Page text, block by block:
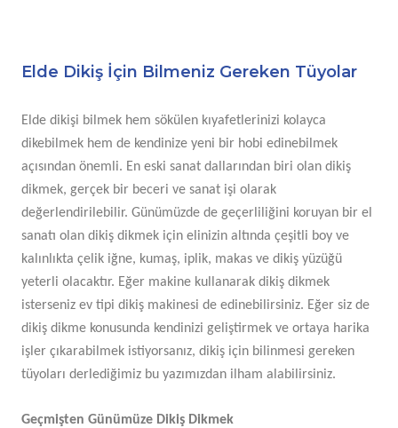
Elde Dikiş İçin Bilmeniz Gereken Tüyolar
Elde dikişi bilmek hem sökülen kıyafetlerinizi kolayca
dikebilmek hem de kendinize yeni bir hobi edinebilmek
açısından önemli. En eski sanat dallarından biri olan dikiş
dikmek, gerçek bir beceri ve sanat işi olarak
değerlendirilebilir. Günümüzde de geçerliliğini koruyan bir el
sanatı olan dikiş dikmek için elinizin altında çeşitli boy ve
kalınlıkta çelik iğne, kumaş, iplik, makas ve dikiş yüzüğü
yeterli olacaktır. Eğer makine kullanarak dikiş dikmek
isterseniz ev tipi dikiş makinesi de edinebilirsiniz. Eğer siz de
dikiş dikme konusunda kendinizi geliştirmek ve ortaya harika
işler çıkarabilmek istiyorsanız, dikiş için bilinmesi gereken
tüyoları derlediğimiz bu yazımızdan ilham alabilirsiniz.
Geçmişten Günümüze Dikiş Dikmek